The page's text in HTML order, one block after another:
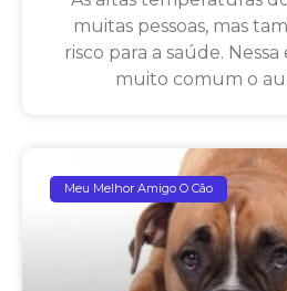
muitas pessoas, mas
risco para a saúde.
muito comum o
Meu Melhor Amigo O Cão